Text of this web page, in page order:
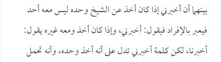
بينهما أن أخبرني إذا كان أخذ عن الشيخ وحده ليس معه أحد
فيعبر بالإفراد فيقول: أخبرني، وإذا كان أخذ ومعه غيره يقول:
أخبرنا، لكن كلمة أخبرني تدل على أنه أخذ وحده، وأنه تحمل